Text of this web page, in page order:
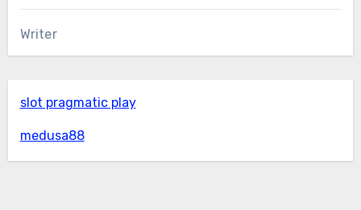
Writer
slot pragmatic play
medusa88